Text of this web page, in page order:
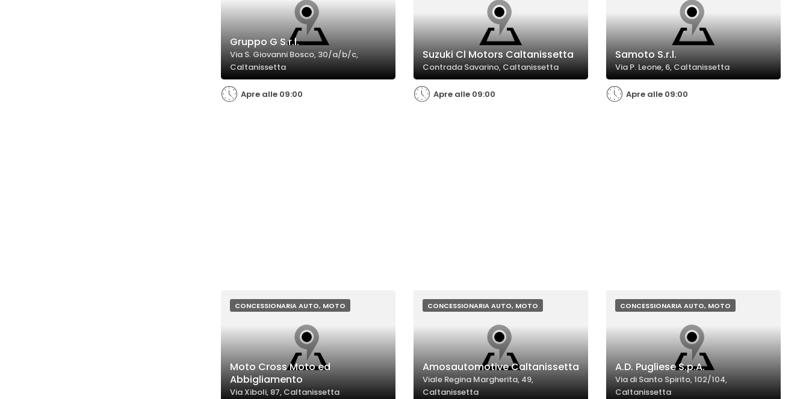
Gruppo G S.r.l.
Via S. Giovanni Bosco, 30/a/b/c,
Caltanissetta
Apre alle 09:00
Suzuki Cl Motors Caltanissetta
Contrada Savarino, Caltanissetta
Apre alle 09:00
Samoto S.r.l.
Via P. Leone, 6, Caltanissetta
Apre alle 09:00
CONCESSIONARIA AUTO, MOTO
Moto Cross Moto ed
Abbigliamento
Via Xiboli, 87, Caltanissetta
CONCESSIONARIA AUTO, MOTO
Amosautomotive Caltanissetta
Viale Regina Margherita, 49,
Caltanissetta
CONCESSIONARIA AUTO, MOTO
A.D. Pugliese S.p.A.
Via di Santo Spirito, 102/104,
Caltanissetta